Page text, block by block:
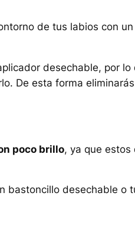
de tus labios con
desechable, por
De esta forma
poco brillo, ya que estos
bastoncillo desechable o